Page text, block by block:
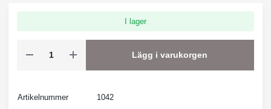
I lager
Lägg i varukorgen
Artikelnummer 1042